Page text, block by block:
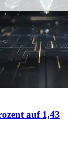
auf 1,43